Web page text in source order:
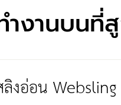
ำงานบนที่
งไหม้
งอ่อน